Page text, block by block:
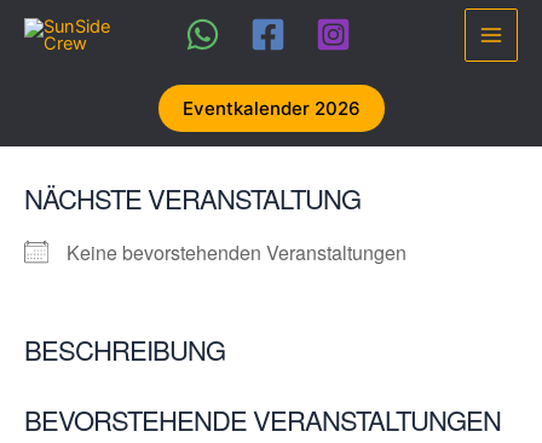
Inhalt
Main
Eventkalender 2026
NÄCHSTE VERANSTALTUNG
Keine bevorstehenden Veranstaltungen
BESCHREIBUNG
BEVORSTEHENDE VERANSTALTUNGEN